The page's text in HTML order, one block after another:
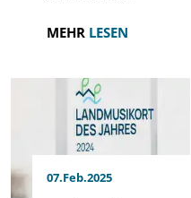
MEHR LESEN
07.Feb.2025